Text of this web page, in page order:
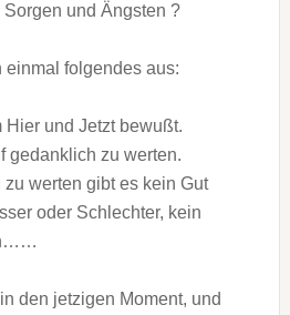
und Ängsten ?
einmal folgendes aus:
und Jetzt bewußt.
gedanklich zu werten.
werten gibt es kein Gut
oder Schlechter, kein
den jetzigen Moment, und